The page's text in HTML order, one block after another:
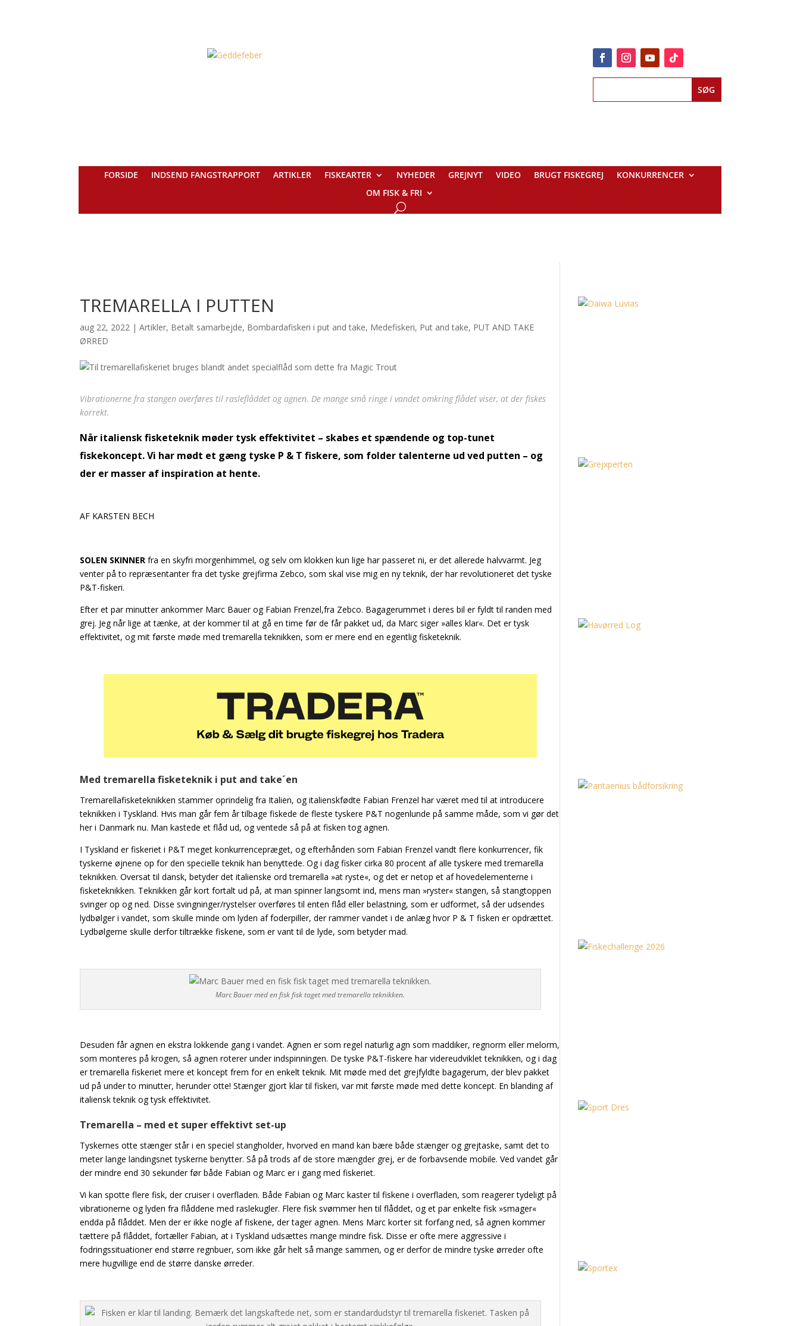
FORSIDE INDSEND FANGSTRAPPORT ARTIKLER FISKEARTER NYHEDER GREJNYT VIDEO BRUGT FISKEGREJ
KONKURRENCER
OM FISK & FRI
TREMARELLA I PUTTEN
aug 22, 2022 |Artikler, Betalt samarbejde, Bombardafiskeri i put and take, Medefiskeri, Put and take, PUT AND TAKE
ØRRED
Vibrationerne fra stangen overføres til rasleflåddet og agnen. De mange små ringe i vandet omkring flådet viser, at der fiskes
korrekt.
Når italiensk fisketeknik møder tysk effektivitet – skabes et spændende og top-tunet
fiskekoncept. Vi har mødt et gæng tyske P & T fiskere, som folder talenterne ud ved putten – og
der er masser af inspiration at hente.
AF KARSTEN BECH
SOLEN SKINNERfra en skyfri morgenhimmel, og selv om klokken kun lige har passeret ni, er det allerede halvvarmt. Jeg
venter på to repræsentanter fra det tyske grejfirma Zebco, som skal vise mig en ny teknik, der har revolutioneret det tyske
P&T-fiskeri.
Efter et par minutter ankommer Marc Bauer og Fabian Frenzel,fra Zebco. Bagagerummet i deresbil er fyldt til randen med
grej. Jeg når lige at tænke, at der kommer til at gå en time før de får pakket ud, da Marc siger »alles klar«. Det er tysk
effektivitet, og mit første møde med tremarella teknikken, som er mere end en egentlig fisketeknik.
Med tremarella fisketeknik i put and take´en
Tremarellafisketeknikken stammer oprindelig fra Italien, og italienskfødte Fabian Frenzel harværet med til at introducere
teknikken i Tyskland. Hvis man går fem år tilbage fiskede de fleste tyskere P&T nogenlunde på samme måde, som vi gør det
her i Danmark nu. Man kastede et flåd ud, og ventede så på at fisken tog agnen.
I Tyskland er fiskeriet i P&T meget konkurrencepræget, og efterhånden som Fabian Frenzel vandt flere konkurrencer, fik
tyskerne øjnene op for den specielle teknik han benyttede. Og i dag fiskercirka 80 procent af alle tyskere med tremarella
teknikken. Oversat til dansk, betyder det italienske ord tremarella »at ryste«, og det er netop et af hovedelementerne i
fisketeknikken. Teknikken går kort fortalt ud på, at man spinner langsomt ind, mens man »ryster« stangen, så stangtoppen
svinger op og ned. Disse svingninger/rystelser overføres til enten flåd eller belastning, som er udformet, så der udsendes
lydbølger i vandet, som skulle minde om lyden af foderpiller, der rammer vandet i de anlæg hvor P & T fisken er opdrættet.
Lydbølgerne skulle derfor tiltrække fiskene, som er vant til de lyde, som betyder mad.
Marc Bauer med en fisk fisk taget med tremarella teknikken.
Desuden får agnen en ekstra lokkende gang i vandet. Agnen er som regel naturlig agn som maddiker, regnorm eller melorm,
som monteres på krogen, så agnen roterer under indspinningen. De tyske P&T-fiskere har videreudviklet teknikken, og i dag
er tremarella fiskeriet mere et konceptfrem for en enkelt teknik. Mit møde med det grejfyldte bagagerum, der blev pakket
ud på under to minutter, herunder otte! Stænger gjort klar til fiskeri, var mit første møde med dette koncept. En blanding af
italiensk teknik og tysk effektivitet.
Tremarella – med et super effektivt set-up
Tyskernes otte stænger står i en speciel stangholder, hvorved en mand kan bære både stænger og grejtaske, samt det to
meter lange landingsnet tyskerne benytter. Så på trods af de store mængder grej, er de forbavsende mobile. Ved vandet går
der mindre end 30 sekunder før både Fabian og Marc er i gang med fiskeriet.
Vi kan spotte flere fisk, der cruiser i overfladen. Både Fabian og Marc kaster til fiskene i overfladen, som reagerer tydeligt på
vibrationerne og lyden fra flåddene med raslekugler. Flere fisk svømmerhen til flåddet, og et par enkelte fisk »smager«
endda på flåddet. Men der er ikke nogle af fiskene, der tager agnen. Mens Marc korter sit forfang ned, så agnen kommer
tættere på flåddet, fortæller Fabian, at i Tyskland udsættes mange mindre fisk. Disseer ofte mere aggressive i
fodringssituationer end større regnbuer, som ikke går helt så mange sammen, og er derfor de mindre tyske ørreder ofte
mere hugvillige end de større danske ørreder.